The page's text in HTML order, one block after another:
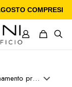
COMPRESI